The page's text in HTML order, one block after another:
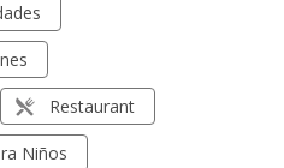
Restaurant
Niños